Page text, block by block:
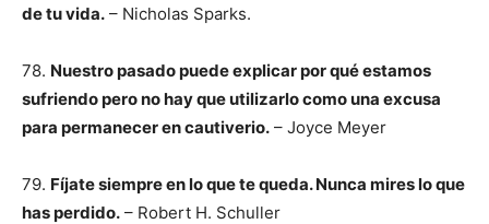
de tu vida. – Nicholas Sparks.
78. Nuestro pasado puede explicar por qué estamos
sufriendo pero no hay que utilizarlo como una excusa
para permanecer en cautiverio. – Joyce Meyer
79. Fíjate siempre en lo que te queda. Nunca mires lo que
has perdido. – Robert H. Schuller